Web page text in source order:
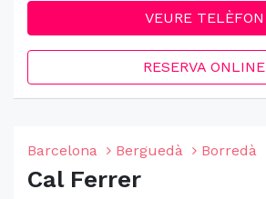
VEURE TELÈFON
RESERVA ONLINE
Barcelona Berguedà Borredà
Cal Ferrer